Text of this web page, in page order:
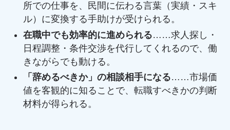
所での仕事を、民間に伝わる言葉（実績・スキ
ル）に変換する手助けが受けられる。
在職中でも効率的に進められる……求人探し・
日程調整・条件交渉を代行してくれるので、働
きながらでも動ける。
「辞めるべきか」の相談相手になる……市場価
値を客観的に知ることで、転職すべきかの判断
材料が得られる。